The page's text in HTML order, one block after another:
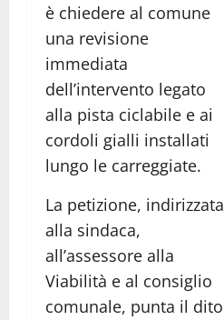
è chiedere al comune
una revisione
immediata
dell’intervento legato
alla pista ciclabile e ai
cordoli gialli installati
lungo le carreggiate.
La petizione, indirizzata
alla sindaca,
all’assessore alla
Viabilità e al consiglio
comunale, punta il dito